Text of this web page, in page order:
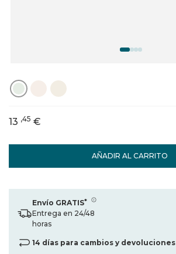
AÑADIR AL CARRITO
13 ,45 €
Envío GRATIS*
Entrega en 24/48
horas
14 días para cambios y devoluciones